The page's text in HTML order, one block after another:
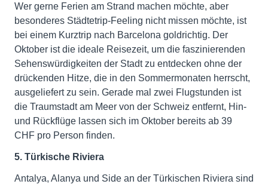
Wer gerne Ferien am Strand machen möchte, aber
besonderes Städtetrip-Feeling nicht missen möchte, ist
bei einem Kurztrip nach Barcelona goldrichtig. Der
Oktober ist die ideale Reisezeit, um die faszinierenden
Sehenswürdigkeiten der Stadt zu entdecken ohne der
drückenden Hitze, die in den Sommermonaten herrscht,
ausgeliefert zu sein. Gerade mal zwei Flugstunden ist
die Traumstadt am Meer von der Schweiz entfernt, Hin-
und Rückflüge lassen sich im Oktober bereits ab 39
CHF pro Person finden.
5. Türkische Riviera
Antalya, Alanya und Side an der Türkischen Riviera sind